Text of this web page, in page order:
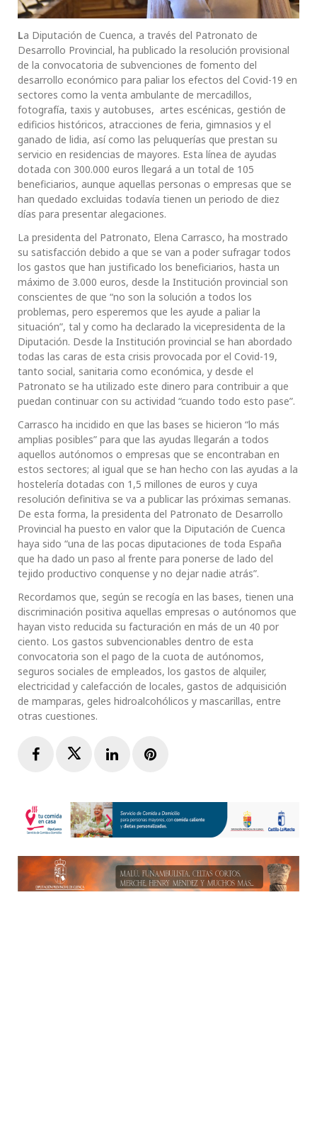
La Diputación de Cuenca, a través del Patronato de
Desarrollo Provincial, ha publicado la resolución provisional
de la convocatoria de subvenciones de fomento del
desarrollo económico para paliar los efectos del Covid-19 en
sectores como la venta ambulante de mercadillos,
fotografía, taxis y autobuses, artes escénicas, gestión de
edificios históricos, atracciones de feria, gimnasios y el
ganado de lidia, así como las peluquerías que prestan su
servicio en residencias de mayores. Esta línea de ayudas
dotada con 300.000 euros llegará a un total de 105
beneficiarios, aunque aquellas personas o empresas que se
han quedado excluidas todavía tienen un periodo de diez
días para presentar alegaciones.
La presidenta del Patronato, Elena Carrasco, ha mostrado
su satisfacción debido a que se van a poder sufragar todos
los gastos que han justificado los beneficiarios, hasta un
máximo de 3.000 euros, desde la Institución provincial son
conscientes de que “no son la solución a todos los
problemas, pero esperemos que les ayude a paliar la
situación”, tal y como ha declarado la vicepresidenta de la
Diputación. Desde la Institución provincial se han abordado
todas las caras de esta crisis provocada por el Covid-19,
tanto social, sanitaria como económica, y desde el
Patronato se ha utilizado este dinero para contribuir a que
puedan continuar con su actividad “cuando todo esto pase”.
Carrasco ha incidido en que las bases se hicieron “lo más
amplias posibles” para que las ayudas llegarán a todos
aquellos autónomos o empresas que se encontraban en
estos sectores; al igual que se han hecho con las ayudas a la
hostelería dotadas con 1,5 millones de euros y cuya
resolución definitiva se va a publicar las próximas semanas.
De esta forma, la presidenta del Patronato de Desarrollo
Provincial ha puesto en valor que la Diputación de Cuenca
haya sido “una de las pocas diputaciones de toda España
que ha dado un paso al frente para ponerse de lado del
tejido productivo conquense y no dejar nadie atrás”.
Recordamos que, según se recogía en las bases, tienen una
discriminación positiva aquellas empresas o autónomos que
hayan visto reducida su facturación en más de un 40 por
ciento. Los gastos subvencionables dentro de esta
convocatoria son el pago de la cuota de autónomos,
seguros sociales de empleados, los gastos de alquiler,
electricidad y calefacción de locales, gastos de adquisición
de mamparas, geles hidroalcohólicos y mascarillas, entre
otras cuestiones.
FacebookTwitterLinkedInPinterest